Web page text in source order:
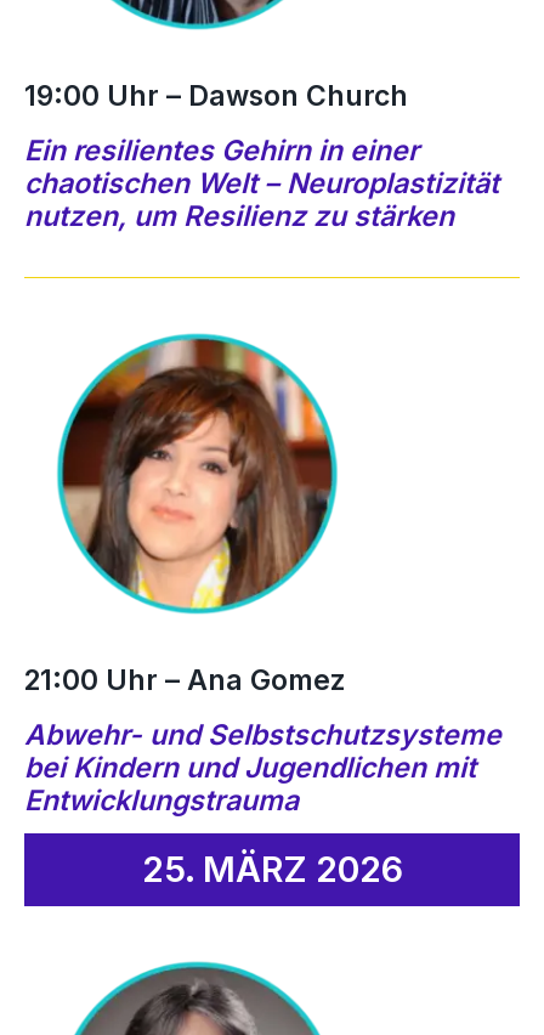
19:00 Uhr – Dawson Church
Ein resilientes Gehirn in einer
chaotischen Welt – Neuroplastizität
nutzen, um Resilienz zu stärken
21:00 Uhr – Ana Gomez
Abwehr- und Selbstschutzsysteme
bei Kindern und Jugendlichen mit
Entwicklungstrauma
25. MÄRZ 2026